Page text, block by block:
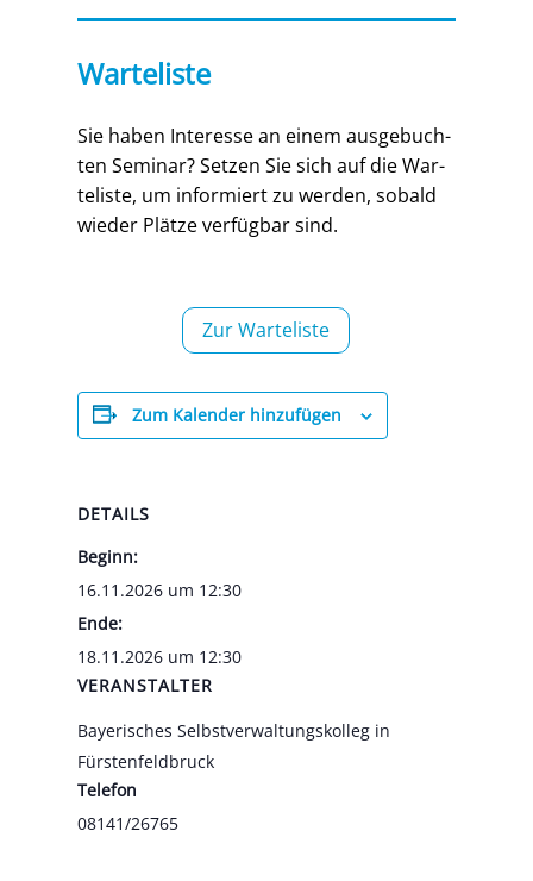
Warteliste
Sie haben Inter­es­se an einem aus­ge­buch­
ten Semi­nar? Set­zen Sie sich auf die War­
te­lis­te, um infor­miert zu wer­den, sobald
wie­der Plät­ze ver­füg­bar sind.
Zur War­te­lis­te
Zum Kalender hinzufügen
DETAILS
Beginn:
16.11.2026 um 12:30
Ende:
18.11.2026 um 12:30
VERANSTALTER
Baye­ri­sches Selbst­ver­wal­tungs­kol­leg in
Fürs­ten­feld­bruck
Tele­fon
08141/26765